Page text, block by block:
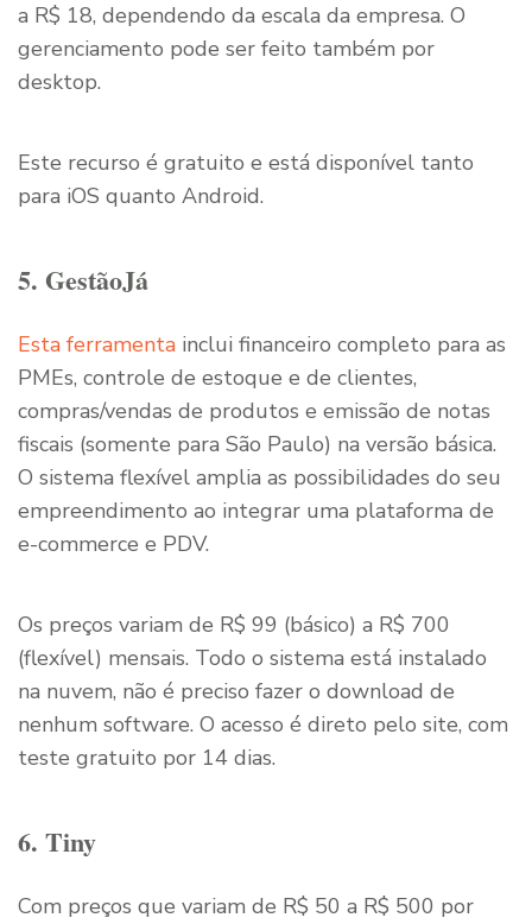
a R$ 18, dependendo da escala da empresa. O
gerenciamento pode ser feito também por
desktop.
Este recurso é gratuito e está disponível tanto
para iOS quanto Android.
5. GestãoJá
Esta ferramenta inclui financeiro completo para as
PMEs, controle de estoque e de clientes,
compras/vendas de produtos e emissão de notas
fiscais (somente para São Paulo) na versão básica.
O sistema flexível amplia as possibilidades do seu
empreendimento ao integrar uma plataforma de
e-commerce e PDV.
Os preços variam de R$ 99 (básico) a R$ 700
(flexível) mensais. Todo o sistema está instalado
na nuvem, não é preciso fazer o download de
nenhum software. O acesso é direto pelo site, com
teste gratuito por 14 dias.
6. Tiny
Com preços que variam de R$ 50 a R$ 500 por